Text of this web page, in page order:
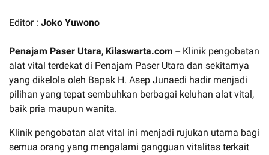
Editor : Joko Yuwono
Penajam Paser Utara, Kilaswarta.com -- Klinik pengobatan
alat vital terdekat di Penajam Paser Utara dan sekitarnya
yang dikelola oleh Bapak H. Asep Junaedi hadir menjadi
pilihan yang tepat sembuhkan berbagai keluhan alat vital,
baik pria maupun wanita.
Klinik pengobatan alat vital ini menjadi rujukan utama bagi
semua orang yang mengalami gangguan vitalitas terkait